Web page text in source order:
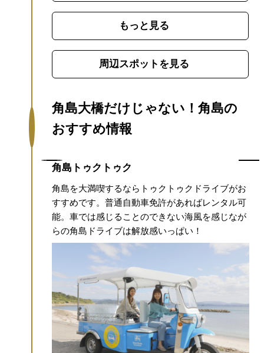
海風を感じながらサイクリングや散歩を楽
しむのもおすすめです。特に夏の晴れた日
は海の青と道路の白、島の緑のコントラス
トが美しく、まさに絶好のフォトスポット
です。
▼混雑・渋滞時のルートについて
方面へお帰りの車で混雑が予想されます。
（混雑のピーク時間の目安：13:30～
15:00）下関方面へお帰りの際は、角島大橋
橋線から国道191号へ抜けるルートがおすす
めです。期間中は迂回路の案内板を設置し
ておりますので、現地の案内に沿ってお進
みください。▼混雑を避けるため、朝の時
間帯の観光や、バスツアーのご利用もおす
すめです。 ・角島大橋手前のフォトスポッ
ト「海士ヶ瀬公園(あまがせこうえん)」の
駐車場は、24時間無料でご利用いただけま
す。・角島灯台の展望台は朝9:00から入場
可能です。・金・土・日・祝日限定の日帰
りバスツアー「ふくの旅、山口号」でも角
島大橋の絶景を楽しめます（橋は渡らず、
もっと見る
周辺スポットを見る
角島大橋だけじゃない！角島の
おすすめ情報
角島トゥクトゥク
角島を大満喫するならトゥクトゥクドライブがお
すすめです。普通自動車免許があればレンタル可
能。車では感じることのできない海風を感じなが
らの角島ドライブは解放感いっぱい！